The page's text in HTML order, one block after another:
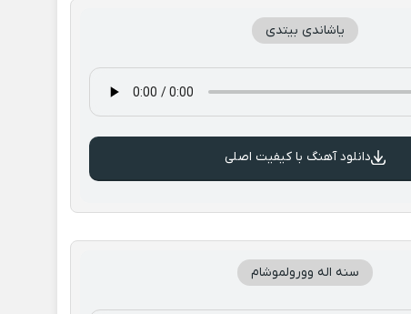
یاشاندی بیتدی
دانلود آهنگ با کیفیت اصلی
سنه اله وورولموشام